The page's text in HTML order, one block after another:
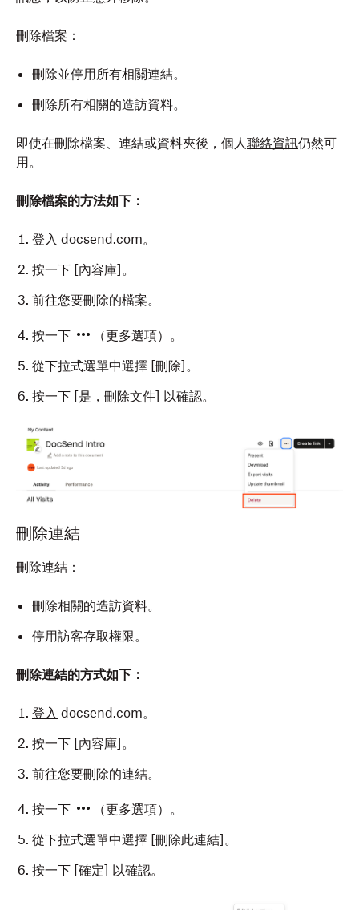
刪除檔案：
刪除並停用所有相關連結。
刪除所有相關的造訪資料。
即使在刪除檔案、連結或資料夾後，個人聯絡資訊仍然可
用。
刪除檔案的方法如下：
登入 docsend.com。
按一下 [內容庫] 。
前往您要刪除的檔案。
按一下
（更多選項）。
從下拉式選單中選擇 [刪除] 。
按一下 [是，刪除文件] 以確認。
刪除連結
刪除連結：
刪除相關的造訪資料。
停用訪客存取權限。
刪除連結的方式如下：
登入 docsend.com。
按一下 [內容庫] 。
前往您要刪除的連結。
按一下
（更多選項）。
從下拉式選單中選擇 [刪除此連結] 。
按一下 [確定] 以確認。